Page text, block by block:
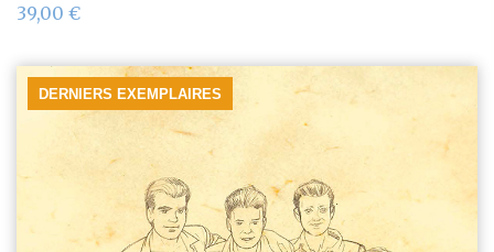
39,00 €
DERNIERS EXEMPLAIRES